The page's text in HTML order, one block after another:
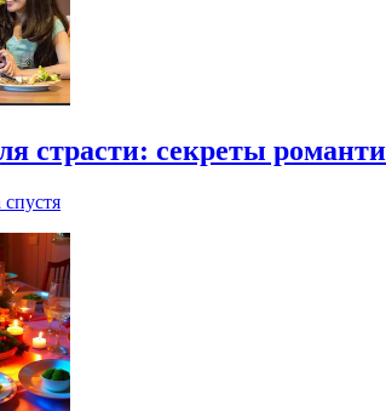
страсти: секреты
спустя